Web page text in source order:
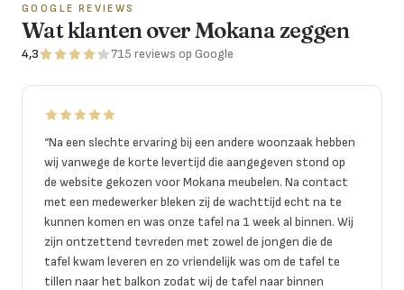
GOOGLE REVIEWS
Wat klanten over Mokana zeggen
4,3 715 reviews op Google
“Na een slechte ervaring bij een andere woonzaak hebben
wij vanwege de korte levertijd die aangegeven stond op
de website gekozen voor Mokana meubelen. Na contact
met een medewerker bleken zij de wachttijd echt na te
kunnen komen en was onze tafel na 1 week al binnen. Wij
zijn ontzettend tevreden met zowel de jongen die de
tafel kwam leveren en zo vriendelijk was om de tafel te
tillen naar het balkon zodat wij de tafel naar binnen